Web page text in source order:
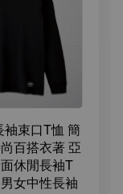
袖束口T恤 簡
百搭衣著 亞
休閒長袖T
女中性長袖